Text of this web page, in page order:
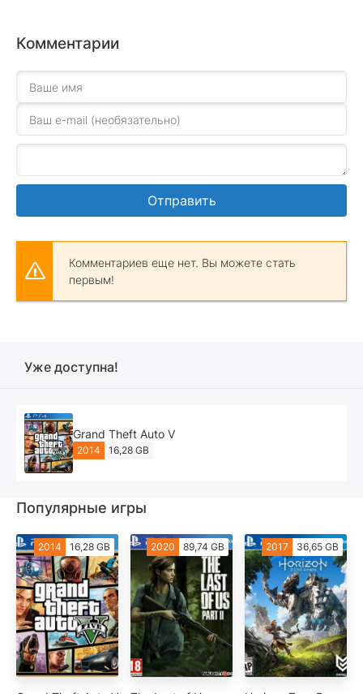
Комментарии
Отправить
Комментариев еще нет. Вы можете стать
первым!
Уже доступна!
Grand Theft Auto V
2014 16,28 GB
Популярные игры
2014 16,28 GB 2020 89,74 GB 2017 36,65 GB